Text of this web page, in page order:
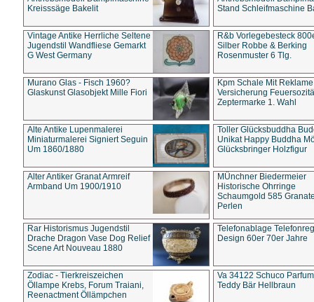
Kreisssäge Bakelit
Stand Schleifmaschine
Vintage Antike Herrliche Seltene
Jugendstil Wandfliese Gemarkt
G West Germany
R&b Vorlegebesteck
Silber Robbe & Berking
Rosenmuster 6 Tlg.
Murano Glas - Fisch 1960?
Glaskunst Glasobjekt Mille Fiori
Kpm Schale Mit Reklame
Versicherung
Zeptermarke 1. Wahl
Alte Antike Lupenmalerei
Miniaturmalerei Signiert Seguin
Um 1860/1880
Toller Glücksbuddha
Unikat Happy Buddha
Glücksbringer Holzfigur
Alter Antiker Granat Armreif
Armband Um 1900/1910
MÜnchner Biedermeier
Historische Ohrringe
Schaumgold 585
Perlen
Rar Historismus Jugendstil
Drache Dragon Vase Dog Relief
Scene Art Nouveau 1880
Telefonablage
Design 60er 70er Jahre
Zodiac - Tierkreiszeichen
Öllampe Krebs, Forum Traiani,
Reenactment Öllämpchen
Va 34122 Schuco
Teddy Bär Hellbraun